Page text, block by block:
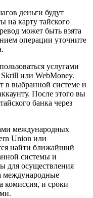
деньги будут
на карту тайского
может быть взята
операции уточните
услугами
или WebMoney.​
в выбранной системe и
После этого вы
банка через
международных
Union или
найти ближайший
системы и
для осуществления
международные
комиссия, и сроки